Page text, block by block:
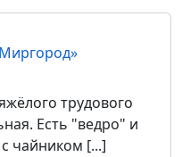
трудового
Есть "ведро" и
чайником [...]